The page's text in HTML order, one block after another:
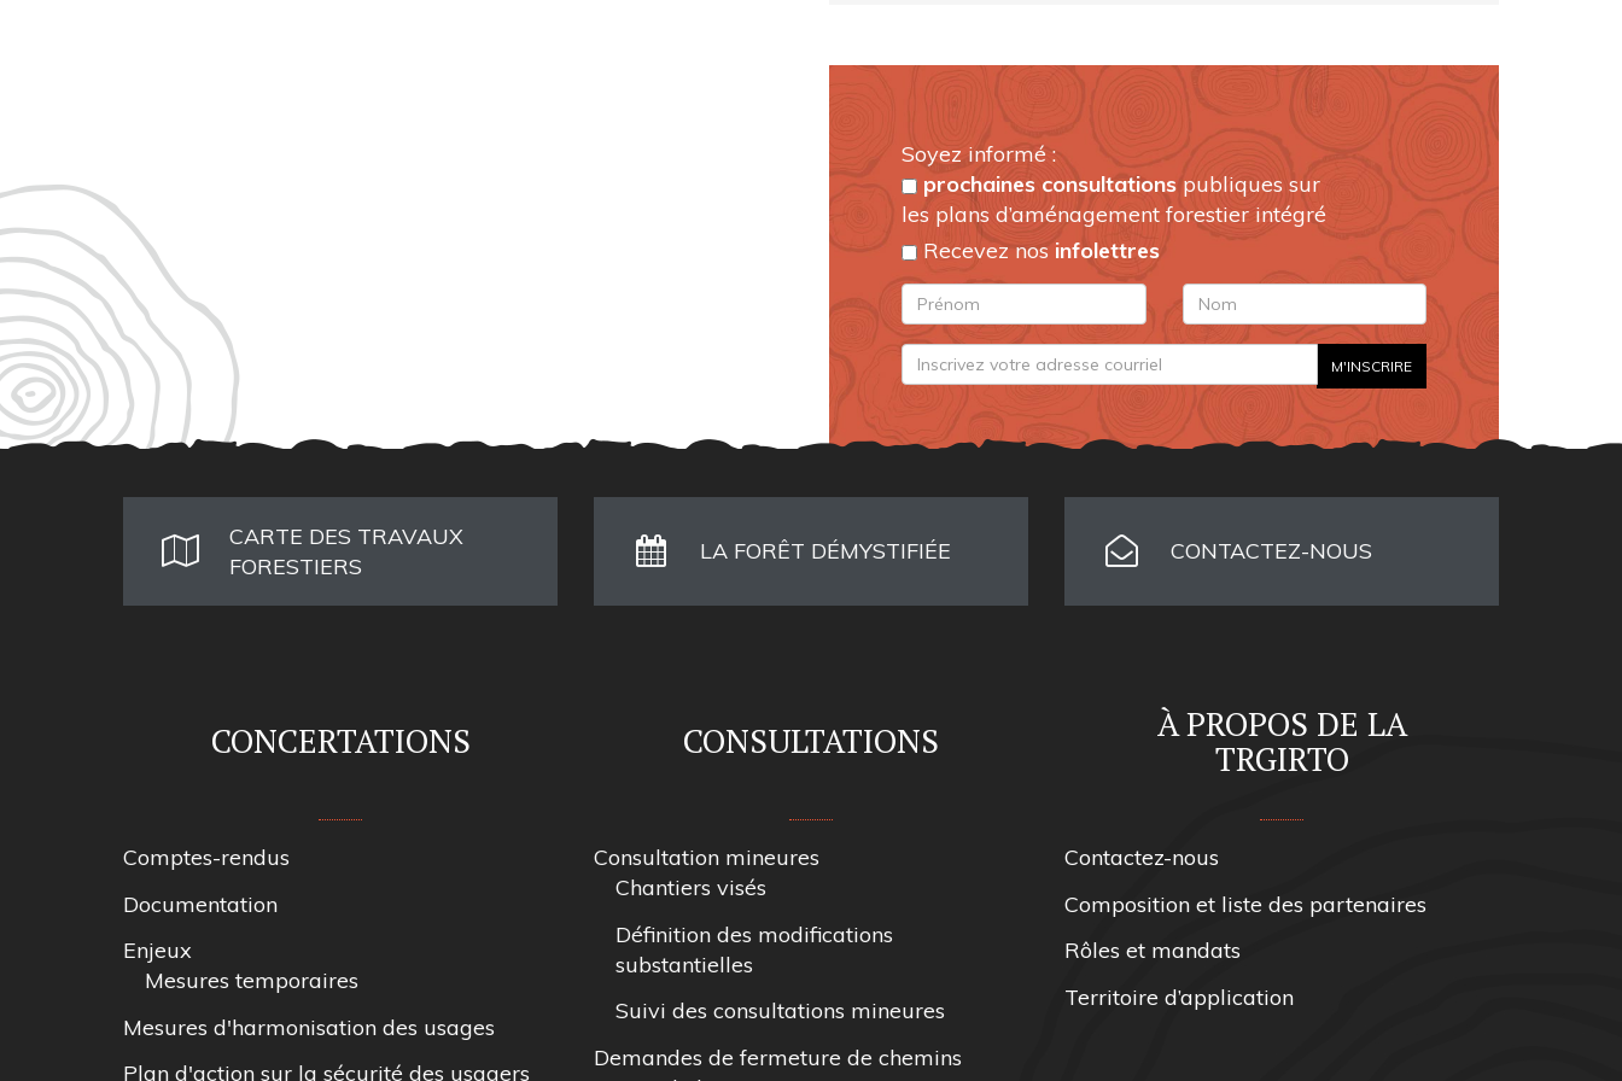
Soyez informé :
prochaines consultationspubliques sur
les plans d’aménagement forestier intégré
Recevez nos infolettres
CARTE DES TRAVAUX
FORESTIERS
LA FORÊT DÉMYSTIFIÉE CONTACTEZ-NOUS
CONCERTATIONS
Comptes-rendus
Documentation
Enjeux
Mesures temporaires
Mesures d'harmonisation des usages
Plan d'action sur la sécurité des usagers
CONSULTATIONS
Consultation mineures
Chantiers visés
Définition des modifications
substantielles
Suivi des consultations mineures
Demandes de fermeture de chemins
À PROPOS DE LA
TRGIRTO
Contactez-nous
Composition et liste des partenaires
Rôles et mandats
Territoire d’application